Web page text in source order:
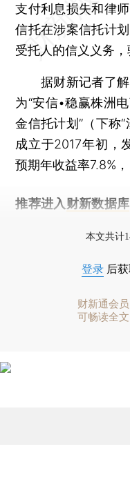
支付利息损失和律
信托在涉案信托计
受托人的信义义务，
据财新记者了解
为“安信•稳赢株洲
金信托计划”（下称
成立于2017年初，
预期年收益率7.8%
推荐进入 财新数据库
本文共计
登录 后
财新通会员
可畅读全文